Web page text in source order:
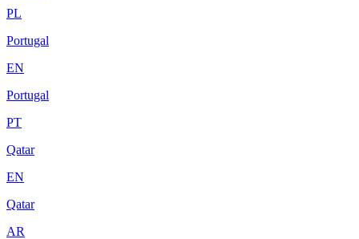
PL
Portugal
EN
Portugal
PT
Qatar
EN
Qatar
AR